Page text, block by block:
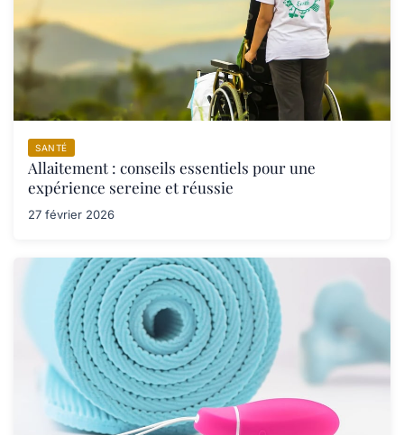
SANTÉ
Allaitement : conseils essentiels pour une
expérience sereine et réussie
27 février 2026